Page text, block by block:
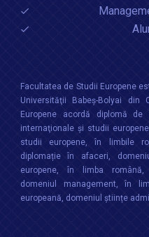
Facultatea de Studii Europene
Universităţii Babeș-Bolyai din
Europene acordă diplomă
internaţionale şi studii
studii europene, în limbile
diplomație în afaceri,
europene, în limba
domeniul management, în
europeană, domeniul științe